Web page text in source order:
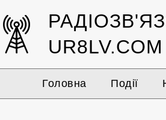
UR8LV.COM
Головна Події